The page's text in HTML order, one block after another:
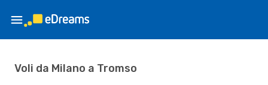
Voli da Milano a Tromso